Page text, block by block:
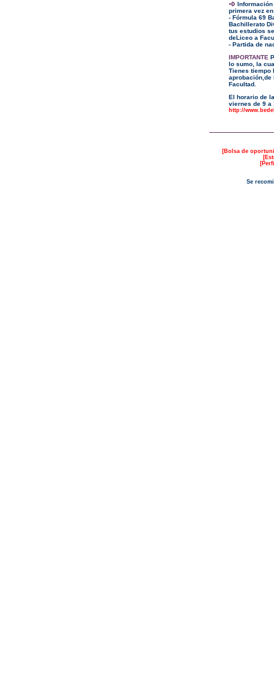
primera vez
- Fórmula 69
Bachillerato
tus estudios
deLiceo a
- Partida de
IMPORTANTE
lo sumo, la
Tienes tiempo
aprobación,de
Facultad.
El horario de
viernes de 9 a
http://
[Bolsa de
[
[
Se